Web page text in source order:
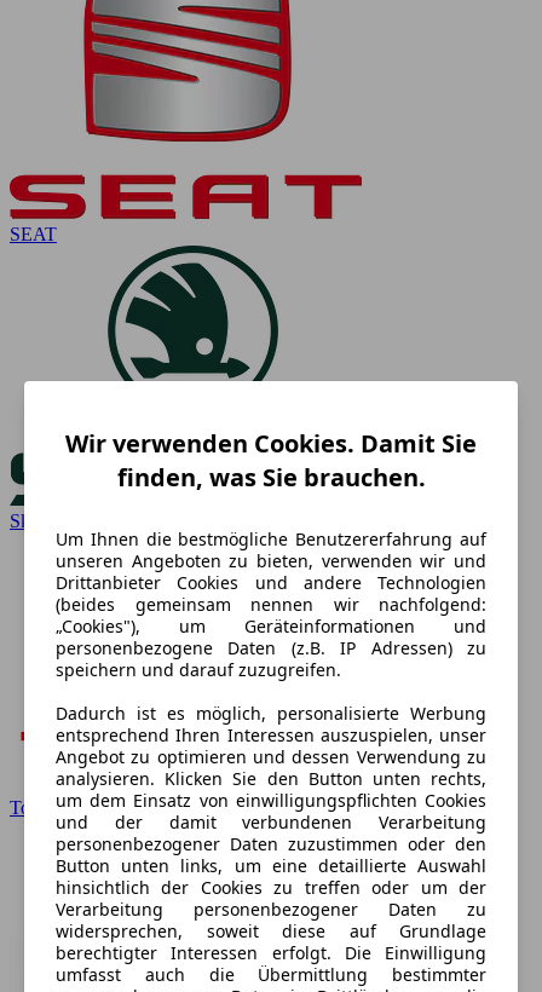
SEAT
Skoda
Toyota
Wir verwenden Cookies. Damit Sie
finden, was Sie brauchen.
Um Ihnen die bestmögliche Benutzererfahrung auf
unseren Angeboten zu bieten, verwenden wir und
Drittanbieter Cookies und andere Technologien
(beides gemeinsam nennen wir nachfolgend:
„Cookies"), um Geräteinformationen und
personenbezogene Daten (z.B. IP Adressen) zu
speichern und darauf zuzugreifen.
Dadurch ist es möglich, personalisierte Werbung
entsprechend Ihren Interessen auszuspielen, unser
Angebot zu optimieren und dessen Verwendung zu
analysieren. Klicken Sie den Button unten rechts,
um dem Einsatz von einwilligungspflichten Cookies
und der damit verbundenen Verarbeitung
personenbezogener Daten zuzustimmen oder den
Button unten links, um eine detaillierte Auswahl
hinsichtlich der Cookies zu treffen oder um der
Verarbeitung personenbezogener Daten zu
widersprechen, soweit diese auf Grundlage
berechtigter Interessen erfolgt. Die Einwilligung
umfasst auch die Übermittlung bestimmter